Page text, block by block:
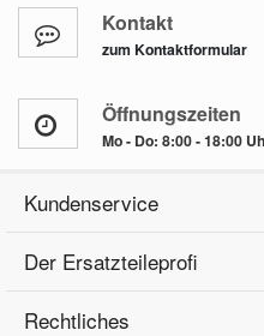
Kontakt
zum Kontaktformular
Öffnungszeiten
Mo - Do: 8:00 - 18:00
Kundenservice
Der Ersatzteileprofi
Rechtliches